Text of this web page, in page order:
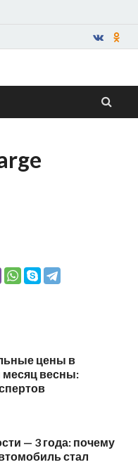
—
цены в
месяц весны:
— 3 года: почему
стал